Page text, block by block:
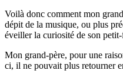
Voilà donc comment mon
dépit de la musique, ou plus
éveiller la curiosité de son
Mon grand-père, pour une
ci, il ne pouvait plus retourner